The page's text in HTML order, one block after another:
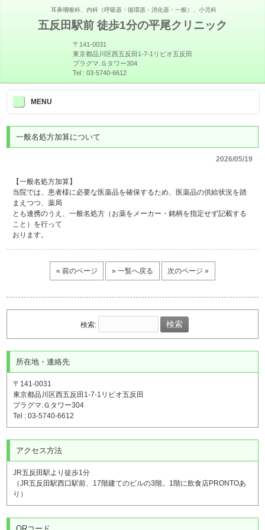
耳鼻咽喉科、内科（呼吸器・循環器・消化器・一般）、小児科
五反田駅前 徒歩1分の平尾クリニック
〒141-0031
東京都品川区西五反田1-7-1リビオ五反田
プラグマ.Ｇタワー304
Tel : 03-5740-6612
>MENU
一般名処方加算について
2026/05/19
【一般名処方加算】
当院では、患者様に必要な医薬品を確保するため、医薬品の供給状況を踏
まえつつ、薬局
とも連携のうえ、一般名処方（お薬をメーカー・銘柄を指定せず記載する
こと）を行って
おります。
« 前のページ » 一覧へ戻る 次のページ »
検索:
所在地・連絡先
〒141-0031
東京都品川区西五反田1-7-1リビオ五反田
プラグマ.Ｇタワー304
Tel : 03-5740-6612
アクセス方法
JR五反田駅より徒歩1分
（JR五反田駅西口駅前、17階建てのビルの3階。1階に飲食店PRONTOあ
り）